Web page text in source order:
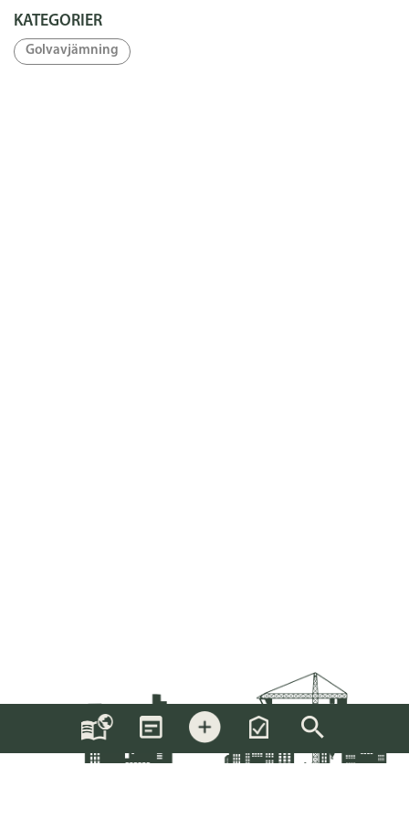
KATEGORIER
Golvavjämning